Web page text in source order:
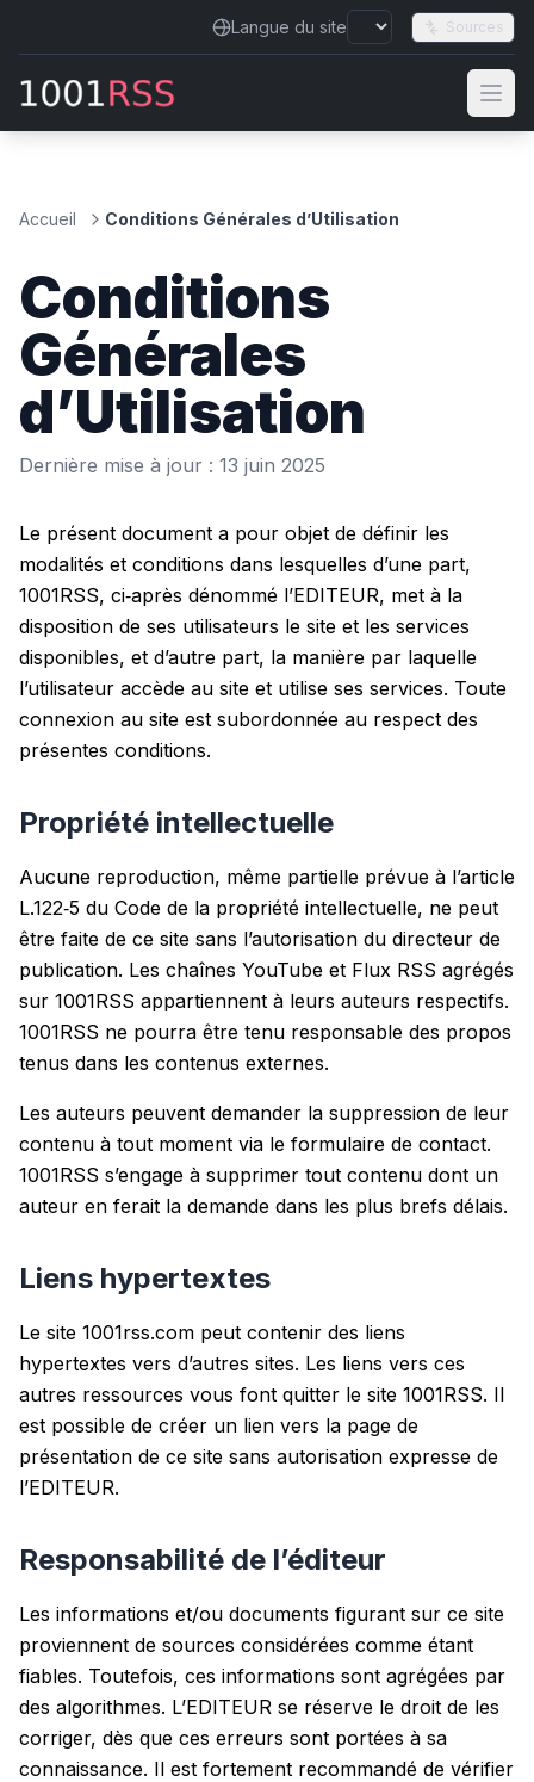
Langue du site Sources
Accueil Conditions Générales d’Utilisation
Conditions
Générales
d’Utilisation
Dernière mise à jour : 13 juin 2025
Le présent document a pour objet de définir les
modalités et conditions dans lesquelles d’une part,
1001RSS, ci‑après dénommé l’EDITEUR, met à la
disposition de ses utilisateurs le site et les services
disponibles, et d’autre part, la manière par laquelle
l’utilisateur accède au site et utilise ses services. Toute
connexion au site est subordonnée au respect des
présentes conditions.
Propriété intellectuelle
Aucune reproduction, même partielle prévue à l’article
L.122‑5 du Code de la propriété intellectuelle, ne peut
être faite de ce site sans l’autorisation du directeur de
publication. Les chaînes YouTube et Flux RSS agrégés
sur 1001RSS appartiennent à leurs auteurs respectifs.
1001RSS ne pourra être tenu responsable des propos
tenus dans les contenus externes.
Les auteurs peuvent demander la suppression de leur
contenu à tout moment via le formulaire de contact.
1001RSS s’engage à supprimer tout contenu dont un
auteur en ferait la demande dans les plus brefs délais.
Liens hypertextes
Le site 1001rss.com peut contenir des liens
hypertextes vers d’autres sites. Les liens vers ces
autres ressources vous font quitter le site 1001RSS. Il
est possible de créer un lien vers la page de
présentation de ce site sans autorisation expresse de
l’EDITEUR.
Responsabilité de l’éditeur
Les informations et/ou documents figurant sur ce site
proviennent de sources considérées comme étant
fiables. Toutefois, ces informations sont agrégées par
des algorithmes. L’EDITEUR se réserve le droit de les
corriger, dès que ces erreurs sont portées à sa
connaissance. Il est fortement recommandé de vérifier